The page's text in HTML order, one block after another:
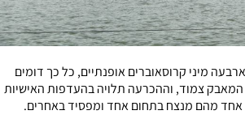
מיני קרוסאוברים אופנתיים, כל כך דומים
צמוד, וההכרעה תלויה בהעדפות האישיות
מהם מנצח בתחום אחד ומפסיד באחרים.